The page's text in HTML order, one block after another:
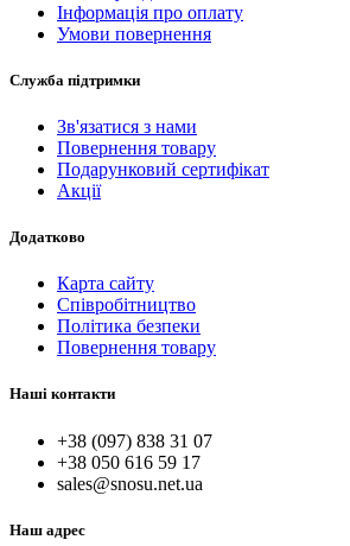
Інформація про оплату
Умови повернення
Служба підтримки
Зв'язатися з нами
Повернення товару
Подарунковий сертифікат
Акції
Додатково
Карта сайту
Співробітництво
Політика безпеки
Повернення товару
Наші контакти
+38 (097) 838 31 07
+38 050 616 59 17
sales@snosu.net.ua
Наш адрес